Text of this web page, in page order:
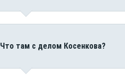
Что там с делом Косенкова?